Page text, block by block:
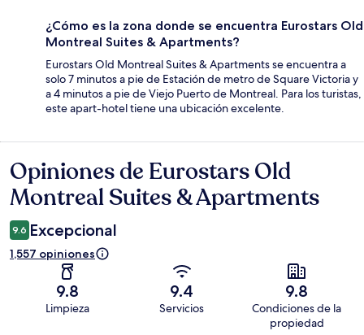
¿Cómo es la zona donde se encuentra Eurostars Old
Montreal Suites & Apartments?
Eurostars Old Montreal Suites & Apartments se encuentra a
solo 7 minutos a pie de Estación de metro de Square Victoria y
a 4 minutos a pie de Viejo Puerto de Montreal. Para los turistas,
este apart-hotel tiene una ubicación excelente.
Opiniones
Opiniones de Eurostars Old
Montreal Suites & Apartments
9.6 Excepcional
1,557 opiniones
9.8
Limpieza
9.4
Servicios
9.8
Condiciones de la
propiedad